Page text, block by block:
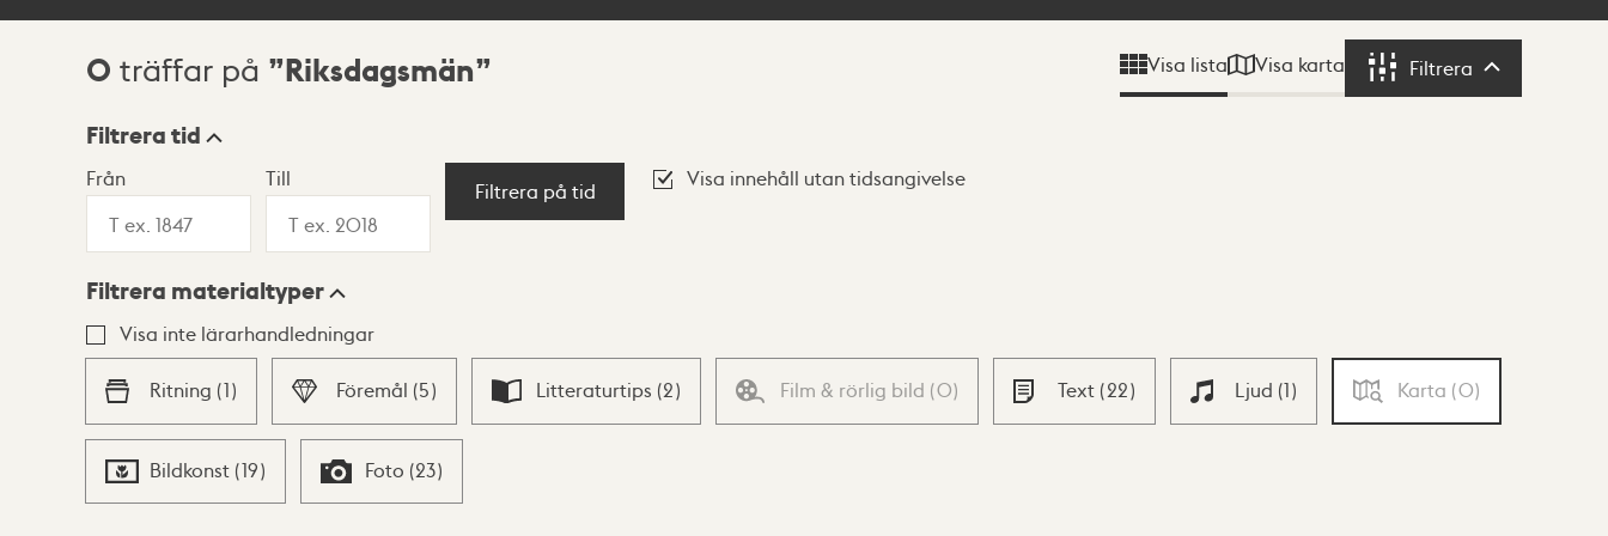
Sökresultat
0 träffar på Riksdagsmän Visa lista Visa karta Filtrera Filtrera
Visningsläge
Lista Karta
Filtrera tid
Från Till
Filtrera på tid
Visa innehåll utan tidsangivelse
Filtrera materialtyper
Visa inte lärarhandledningar
Ritning (1) Föremål (5) Litteraturtips (2) Film & rörlig bild (0) Text (22) Ljud (1) Karta (0)
Bildkonst (19) Foto (23)